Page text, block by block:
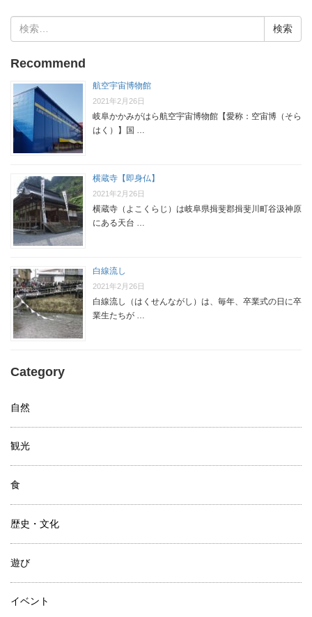
索:
Recommend
航空宇宙博物館
2021年2月26日
岐阜かかみがはら航空宇宙博物館【愛称：空宙博（そら
はく）】国 …
横蔵寺【即身仏】
2021年2月26日
横蔵寺（よこくらじ）は岐阜県揖斐郡揖斐川町谷汲神原
にある天台 …
白線流し
2021年2月26日
白線流し（はくせんながし）は、毎年、卒業式の日に卒
業生たちが …
Category
自然
観光
食
歴史・文化
遊び
イベント